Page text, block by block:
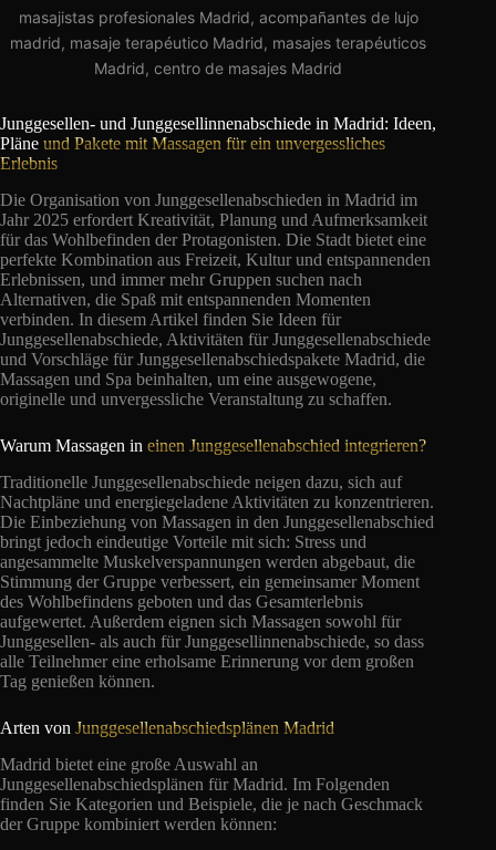
masajistas profesionales Madrid, acompañantes de lujo
madrid, masaje terapéutico Madrid, masajes terapéuticos
Madrid, centro de masajes Madrid
Junggesellen- und Junggesellinnenabschiede in Madrid: Ideen,
Pläne und Pakete mit Massagen für ein unvergessliches
Erlebnis
Die Organisation von Junggesellenabschieden in Madrid im
Jahr 2025 erfordert Kreativität, Planung und Aufmerksamkeit
für das Wohlbefinden der Protagonisten. Die Stadt bietet eine
perfekte Kombination aus Freizeit, Kultur und entspannenden
Erlebnissen, und immer mehr Gruppen suchen nach
Alternativen, die Spaß mit entspannenden Momenten
verbinden. In diesem Artikel finden Sie Ideen für
Junggesellenabschiede, Aktivitäten für Junggesellenabschiede
und Vorschläge für Junggesellenabschiedspakete Madrid, die
Massagen und Spa beinhalten, um eine ausgewogene,
originelle und unvergessliche Veranstaltung zu schaffen.
Warum Massagen in einen Junggesellenabschied integrieren?
Traditionelle Junggesellenabschiede neigen dazu, sich auf
Nachtpläne und energiegeladene Aktivitäten zu konzentrieren.
Die Einbeziehung von Massagen in den Junggesellenabschied
bringt jedoch eindeutige Vorteile mit sich: Stress und
angesammelte Muskelverspannungen werden abgebaut, die
Stimmung der Gruppe verbessert, ein gemeinsamer Moment
des Wohlbefindens geboten und das Gesamterlebnis
aufgewertet. Außerdem eignen sich Massagen sowohl für
Junggesellen- als auch für Junggesellinnenabschiede, so dass
alle Teilnehmer eine erholsame Erinnerung vor dem großen
Tag genießen können.
Arten von Junggesellenabschiedsplänen Madrid
Madrid bietet eine große Auswahl an
Junggesellenabschiedsplänen für Madrid. Im Folgenden
finden Sie Kategorien und Beispiele, die je nach Geschmack
der Gruppe kombiniert werden können: